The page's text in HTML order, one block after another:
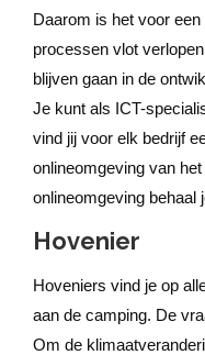
Daarom is het voor
processen vlot
blijven gaan in de
Je kunt als ICT-
vind jij voor elk bedrijf
onlineomgeving van
onlineomgeving behaal
Hovenier
Hoveniers vind je op
aan de camping. De
Om de